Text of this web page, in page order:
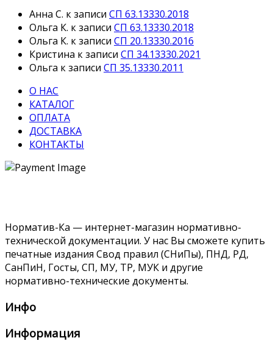
Анна С. к записи СП 63.13330.2018
Ольга К. к записи СП 63.13330.2018
Ольга К. к записи СП 20.13330.2016
Кристина к записи СП 34.13330.2021
Ольга к записи СП 35.13330.2011
О НАС
КАТАЛОГ
ОПЛАТА
ДОСТАВКА
КОНТАКТЫ
Норматив-Ка — интернет-магазин нормативно-
технической документации. У нас Вы сможете купить
печатные издания Свод правил (СНиПы), ПНД, РД,
СанПиН, Госты, СП, МУ, ТР, МУК и другие
нормативно-технические документы.
Инфо
Информация